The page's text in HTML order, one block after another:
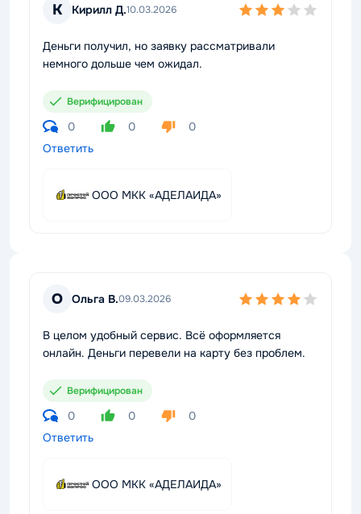
К Кирилл Д.10.03.2026
Деньги получил, но заявку рассматривали
немного дольше чем ожидал.
Верифицирован
0 0
0
Ответить
ООО МКК «АДЕЛАИДА»
О Ольга В.09.03.2026
В целом удобный сервис. Всё оформляется
онлайн. Деньги перевели на карту без проблем.
Верифицирован
0 0
0
Ответить
ООО МКК «АДЕЛАИДА»